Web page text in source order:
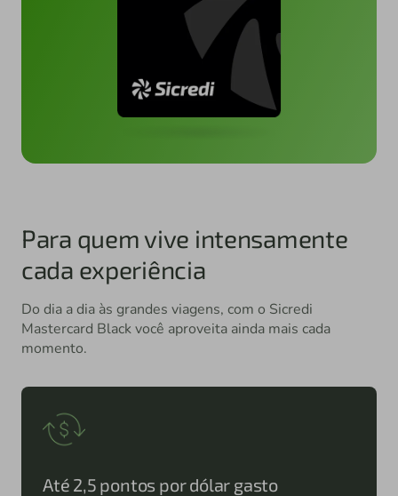
Para quem vive intensamente
cada experiência
Do dia a dia às grandes viagens, com o Sicredi
Mastercard Black você aproveita ainda mais cada
momento.
Até 2,5 pontos por dólar gasto